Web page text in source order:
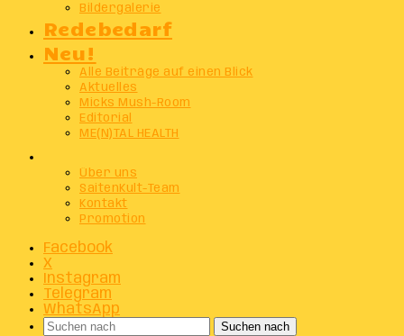
Bildergalerie
Redebedarf
Neu!
Alle Beiträge auf einen Blick
Aktuelles
Micks Mush-Room
Editorial
ME(N)TAL HEALTH
Über uns
SaitenKult-Team
Kontakt
Promotion
Facebook
X
Instagram
Telegram
WhatsApp
Suchen nach